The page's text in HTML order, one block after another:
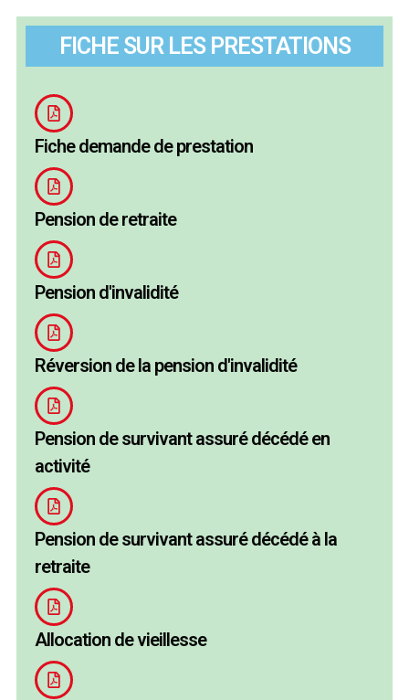
FICHE SUR LES PRESTATIONS
Fiche demande de prestation
Pension de retraite
Pension d'invalidité
Réversion de la pension d'invalidité
Pension de survivant assuré décédé en
activité
Pension de survivant assuré décédé à la
retraite
Allocation de vieillesse